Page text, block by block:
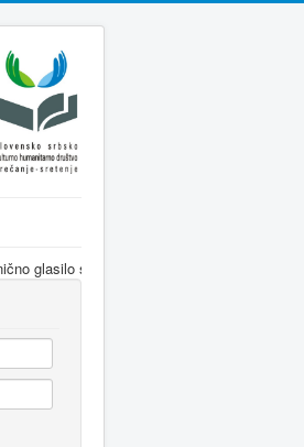
srpske dijaspore za informisanje Srba u